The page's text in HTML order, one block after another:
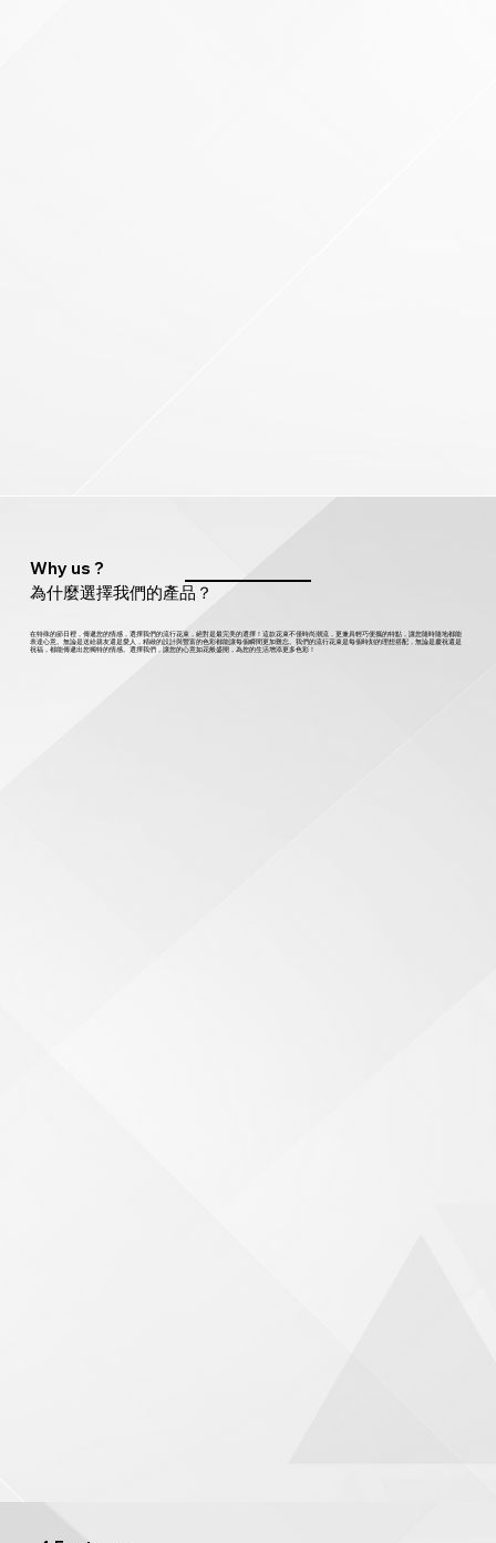
Why us ?
為什麼選擇我們的產品？
在特殊的節日裡，傳遞您的情感，選擇我們的流行花束，絕對是最完美的選擇！這款花束不僅時尚潮流，更兼具輕巧便攜的特點，讓您隨時隨地都能
表達心意。無論是送給親友還是愛人，精緻的設計與豐富的色彩都能讓每個瞬間更加難忘。我們的流行花束是每個時刻的理想搭配，無論是慶祝還是
祝福，都能傳遞出您獨特的情感。選擇我們，讓您的心意如花般盛開，為您的生活增添更多色彩！